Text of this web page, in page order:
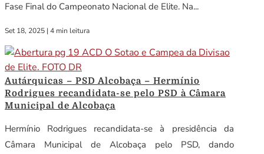
Fase Final do Campeonato Nacional de Elite. Na...
Set 18, 2025 | 4 min leitura
Autárquicas – PSD Alcobaça – Hermínio
Rodrigues recandidata-se pelo PSD à Câmara
Municipal de Alcobaça
Hermínio Rodrigues recandidata-se à presidência da
Câmara Municipal de Alcobaça pelo PSD, dando